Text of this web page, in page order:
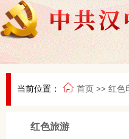
当前位置： 首页 >> 红色
红色旅游